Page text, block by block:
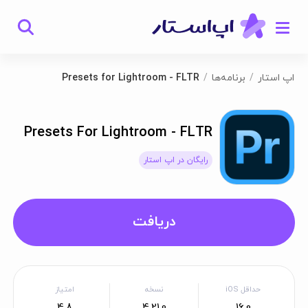
اپ استار برنامه‌ها Presets for Lightroom - FLTR
Presets For Lightroom - FLTR
رایگان در اپ استار
دریافت
حداقل iOS نسخه امتیاز